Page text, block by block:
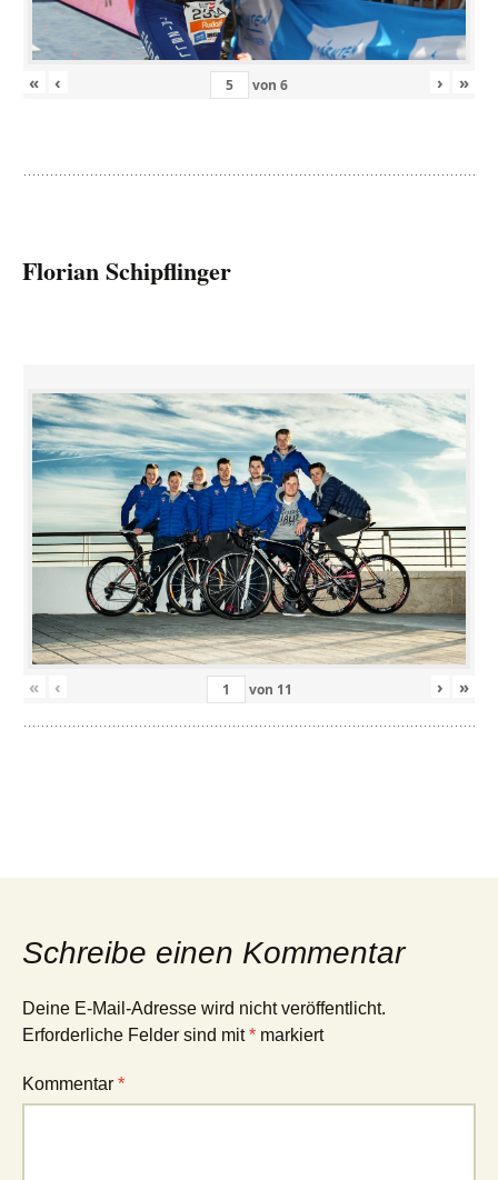
« ‹ von 6 › »
Florian Schipflinger
« ‹ von 11 › »
Schreibe einen Kommentar
Deine E-Mail-Adresse wird nicht veröffentlicht.
Erforderliche Felder sind mit* markiert
Kommentar *